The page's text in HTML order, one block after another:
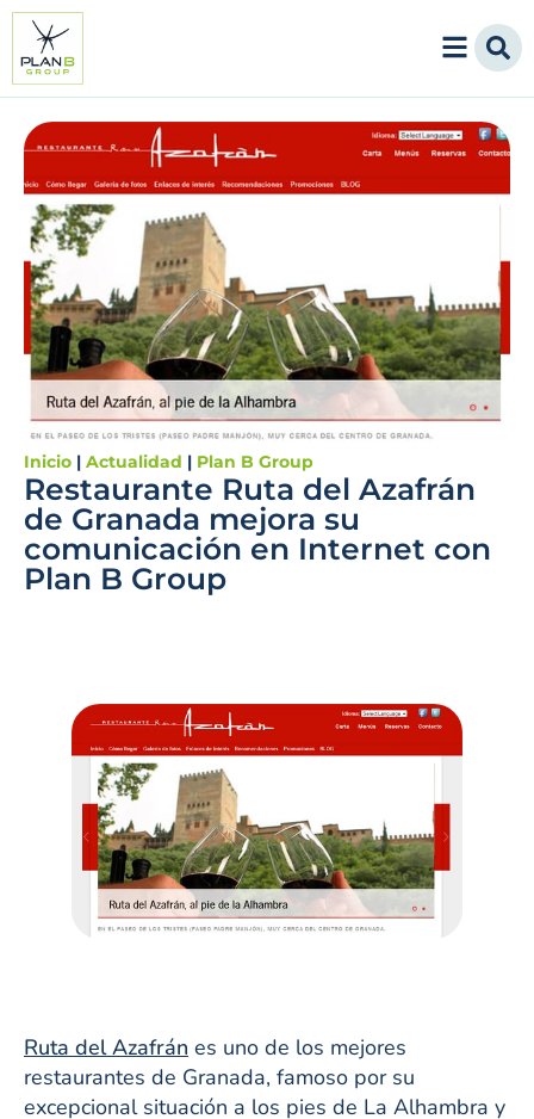
Inicio | Actualidad | Plan B Group
Restaurante Ruta del Azafrán
de Granada mejora su
comunicación en Internet con
Plan B Group
Ruta del Azafrán es uno de los mejores
restaurantes de Granada, famoso por su
excepcional situación a los pies de La Alhambra y